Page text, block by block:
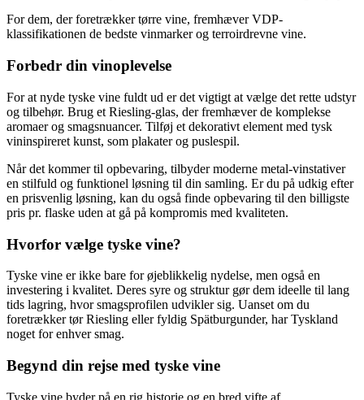
For dem, der foretrækker tørre vine, fremhæver VDP-
klassifikationen de bedste vinmarker og terroirdrevne vine.
Forbedr din vinoplevelse
For at nyde tyske vine fuldt ud er det vigtigt at vælge det rette udstyr
og tilbehør. Brug et Riesling-glas, der fremhæver de komplekse
aromaer og smagsnuancer. Tilføj et dekorativt element med tysk
vininspireret kunst, som plakater og puslespil.
Når det kommer til opbevaring, tilbyder moderne metal-vinstativer
en stilfuld og funktionel løsning til din samling. Er du på udkig efter
en prisvenlig løsning, kan du også finde opbevaring til den billigste
pris pr. flaske uden at gå på kompromis med kvaliteten.
Hvorfor vælge tyske vine?
Tyske vine er ikke bare for øjeblikkelig nydelse, men også en
investering i kvalitet. Deres syre og struktur gør dem ideelle til lang
tids lagring, hvor smagsprofilen udvikler sig. Uanset om du
foretrækker tør Riesling eller fyldig Spätburgunder, har Tyskland
noget for enhver smag.
Begynd din rejse med tyske vine
Tyske vine byder på en rig historie og en bred vifte af